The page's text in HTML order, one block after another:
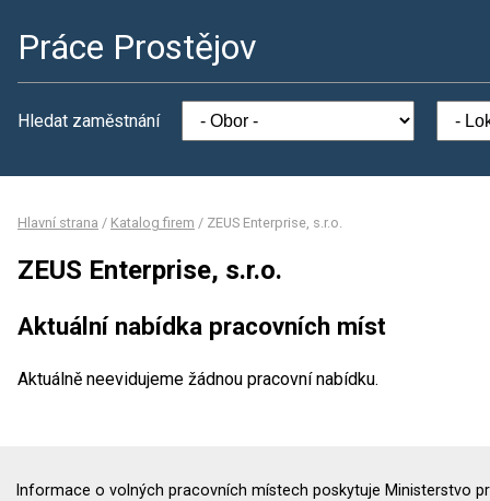
Práce Prostějov
Hledat zaměstnání
Hlavní strana / Katalog firem / ZEUS Enterprise, s.r.o.
ZEUS Enterprise, s.r.o.
Aktuální nabídka pracovních míst
Aktuálně neevidujeme žádnou pracovní nabídku.
Informace o volných pracovních místech poskytuje Ministerstvo